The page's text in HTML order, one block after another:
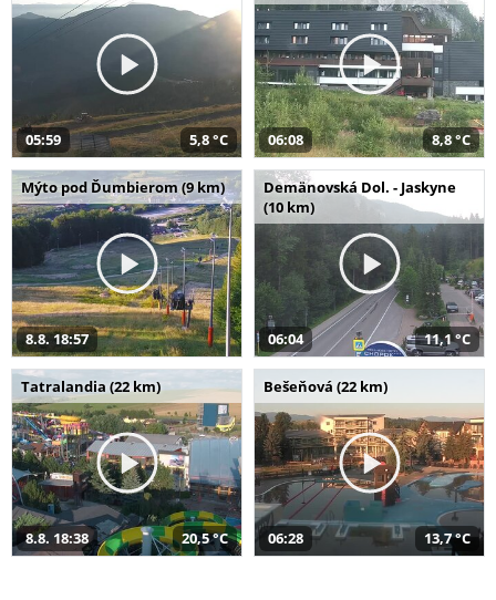
05:59 5,8 °C 06:08 8,8 °C
Mýto pod Ďumbierom (9 km)
8.8. 18:57
Demänovská Dol. - Jaskyne
(10 km)
06:04 11,1 °C
Tatralandia (22 km)
8.8. 18:38 20,5 °C
Bešeňová (22 km)
06:28 13,7 °C